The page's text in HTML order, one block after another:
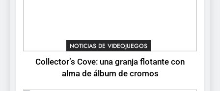
NOTICIAS DE VIDEOJUEGOS
Collector’s Cove: una granja flotante con
alma de álbum de cromos